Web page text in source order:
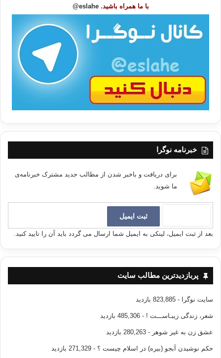
با ما همراه باشید. eslahe@
خبرنامه نوگرا
برای دریافت و باخبر شدن از مطالب جدید مشترک خبرنامه‌ی
ما شوید.
بعد از ثبت ایمیل، لینکی به ایمیل شما ارسال می گردد باید آن را تایید کنید.
پربازدیدترین مطالب سایت
سایت نوگرا - 823,885 بازدید
شعر، زندگی زیبـاســـت ! - 485,306 بازدید
عشق زن به غیر شوهر - 280,263 بازدید
حکم نوشیدن آبجو (بیره) در اسلام چیست ؟ - 271,329 بازدید